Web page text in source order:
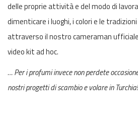
delle proprie attività e del modo di
dimenticare i luoghi, i colori e le
attraverso il nostro cameraman
video kit ad hoc.
… Per i profumi invece non perdete
nostri progetti di scambio e volare in Turchia!